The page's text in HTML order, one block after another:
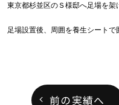
東京都杉並区のＳ様邸へ足場を架
足場設置後、周囲を養生シートで
前の実績へ